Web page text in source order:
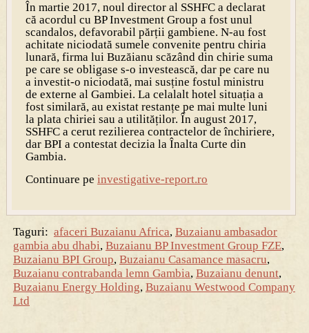
În martie 2017, noul director al SSHFC a declarat
că acordul cu BP Investment Group a fost unul
scandalos, defavorabil părții gambiene. N-au fost
achitate niciodată sumele convenite pentru chiria
lunară, firma lui Buzăianu scăzând din chirie suma
pe care se obligase s-o investească, dar pe care nu
a investit-o niciodată, mai susține fostul ministru
de externe al Gambiei. La celalalt hotel situația a
fost similară, au existat restanțe pe mai multe luni
la plata chiriei sau a utilităților. În august 2017,
SSHFC a cerut rezilierea contractelor de închiriere,
dar BPI a contestat decizia la Înalta Curte din
Gambia.
Continuare pe investigative-report.ro
Taguri: afaceri Buzaianu Africa, Buzaianu ambasador
gambia abu dhabi, Buzaianu BP Investment Group FZE,
Buzaianu BPI Group, Buzaianu Casamance masacru,
Buzaianu contrabanda lemn Gambia, Buzaianu denunt,
Buzaianu Energy Holding, Buzaianu Westwood Company
Ltd